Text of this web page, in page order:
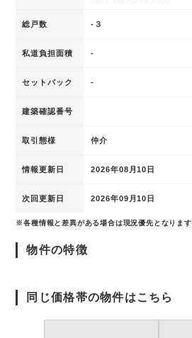
総戸数 -３
私道負担面積 -
セットバック -
建築確認番号
取引態様 仲介
情報更新日 2026年08月10日
次回更新日 2026年09月10日
※各種情報と差異がある場合は現況優先となります
物件の特徴
同じ価格帯の物件はこちら